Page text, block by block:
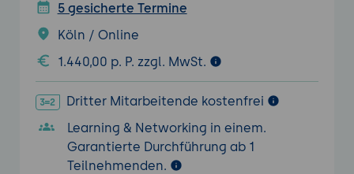
5 gesicherte Termine
Köln / Online
1.440,00 p. P. zzgl. MwSt.
Dritter Mitarbeitende kostenfrei
Learning & Networking in einem.
Garantierte Durchführung ab 1
Teilnehmenden.